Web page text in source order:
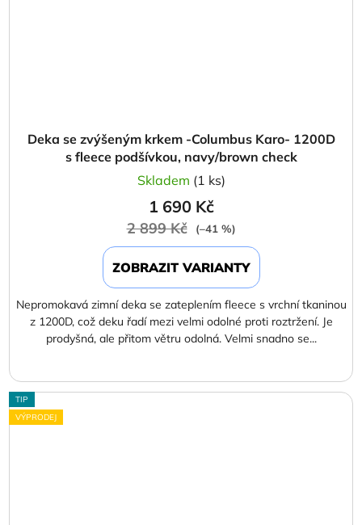
Deka se zvýšeným krkem -Columbus Karo- 1200D
s fleece podšívkou, navy/brown check
Skladem (1 ks)
1 690 Kč
2 899 Kč (–41 %)
ZOBRAZIT VARIANTY
Nepromokavá zimní deka se zateplením fleece s vrchní tkaninou
z 1200D, což deku řadí mezi velmi odolné proti roztržení. Je
prodyšná, ale přitom větru odolná. Velmi snadno se...
TIP
VÝPRODEJ